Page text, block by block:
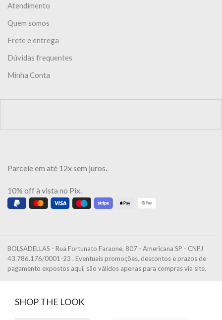
Atendimento
Quem somos
Frete e entrega
Dúvidas frequentes
Minha Conta
Parcele em até 12x sem juros.
10% off à vista no Pix.
BOLSADELLAS - Rua Fortunato Faraone, 807 - Americana SP - CNPJ
43.786.176/0001-23 . Eventuais promoções, descontos e prazos de
pagamento expostos aqui, são válidos apenas para compras via site.
SHOP THE LOOK